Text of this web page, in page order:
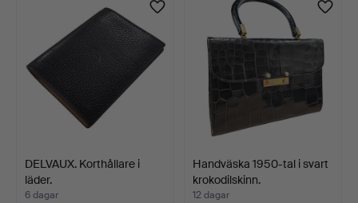
DELVAUX. Korthållare i
läder.
6 dagar
Handväska 1950-tal i svart
krokodilskinn.
12 dagar